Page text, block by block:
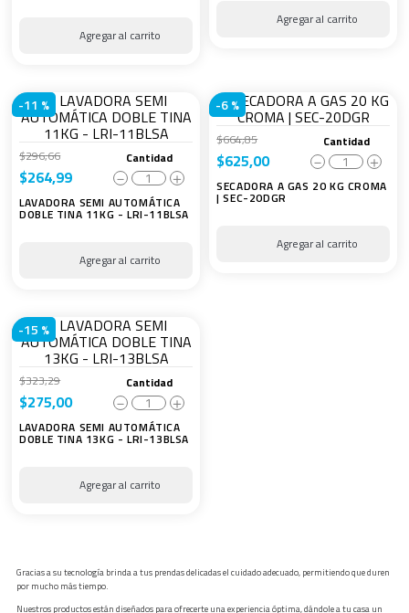
-11 %
$296,66
$264,99
Cantidad
＋
－
LAVADORA SEMI AUTOMÁTICA
DOBLE TINA 11KG - LRI-11BLSA
-6 %
$664,85
$625,00
Cantidad
＋
－
SECADORA A GAS 20 KG CROMA
| SEC-20DGR
-15 %
$323,29
$275,00
Cantidad
＋
－
LAVADORA SEMI AUTOMÁTICA
DOBLE TINA 13KG - LRI-13BLSA
Gracias a su tecnología brinda a tus prendas delicadas el cuidado adecuado, permitiendo que duren
por mucho más tiempo.
Nuestros productos están diseñados para ofrecerte una experiencia óptima, dándole a tu casa un